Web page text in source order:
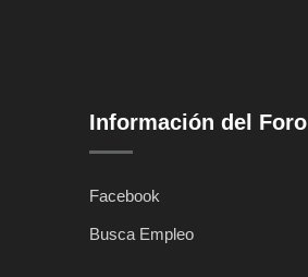
Información del Foro
Facebook
Busca Empleo